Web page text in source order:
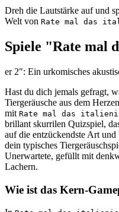
Dreh die Lautstärke auf und
Welt von Rate mal das
Spiele "Rate mal
er 2": Ein urkomisches
Hast du dich jemals gefragt,
Tiergeräusche aus dem
mit Rate mal das
brillant skurrilen Quizspiel,
auf die entzückendste Art
dein typisches
Unerwartete, gefüllt mit
Lachern.
Wie ist das Kern-